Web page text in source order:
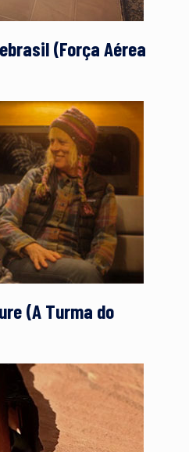
(Força Aérea
(A Turma do